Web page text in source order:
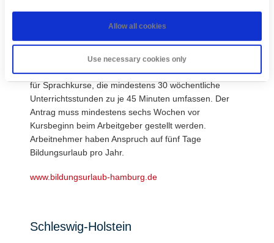
Allow all cookies
Use necessary cookies only
Hamburg
Hier haben Arbeitnehmer Anspruch auf Bildungsurlaub
für Sprachkurse, die mindestens 30 wöchentliche
Unterrichtsstunden zu je 45 Minuten umfassen. Der
Antrag muss mindestens sechs Wochen vor
Kursbeginn beim Arbeitgeber gestellt werden.
Arbeitnehmer haben Anspruch auf fünf Tage
Bildungsurlaub pro Jahr.
www.bildungsurlaub-hamburg.de
Schleswig-Holstein